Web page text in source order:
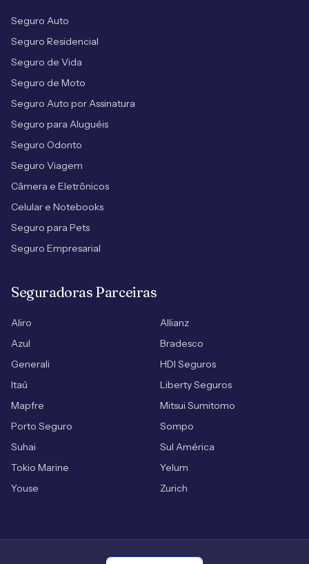
Seguro Auto
Seguro Residencial
Seguro de Vida
Seguro de Moto
Seguro Auto por Assinatura
Seguro para Aluguéis
Seguro Odonto
Seguro Viagem
Câmera e Eletrônicos
Celular e Notebooks
Seguro para Pets
Seguro Empresarial
Seguradoras Parceiras
Aliro
Allianz
Azul
Bradesco
Generali
HDI Seguros
Itaú
Liberty Seguros
Mapfre
Mitsui Sumitomo
Porto Seguro
Sompo
Suhai
Sul América
Tokio Marine
Yelum
Youse
Zurich